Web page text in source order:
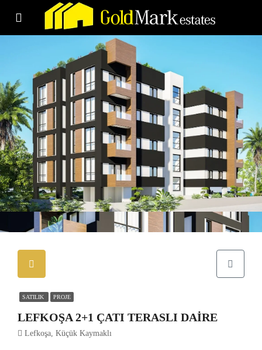
SATILIK PROJE
LEFKOŞA 2+1 ÇATI TERASLI DAİRE
Lefkoşa, Küçük Kaymaklı